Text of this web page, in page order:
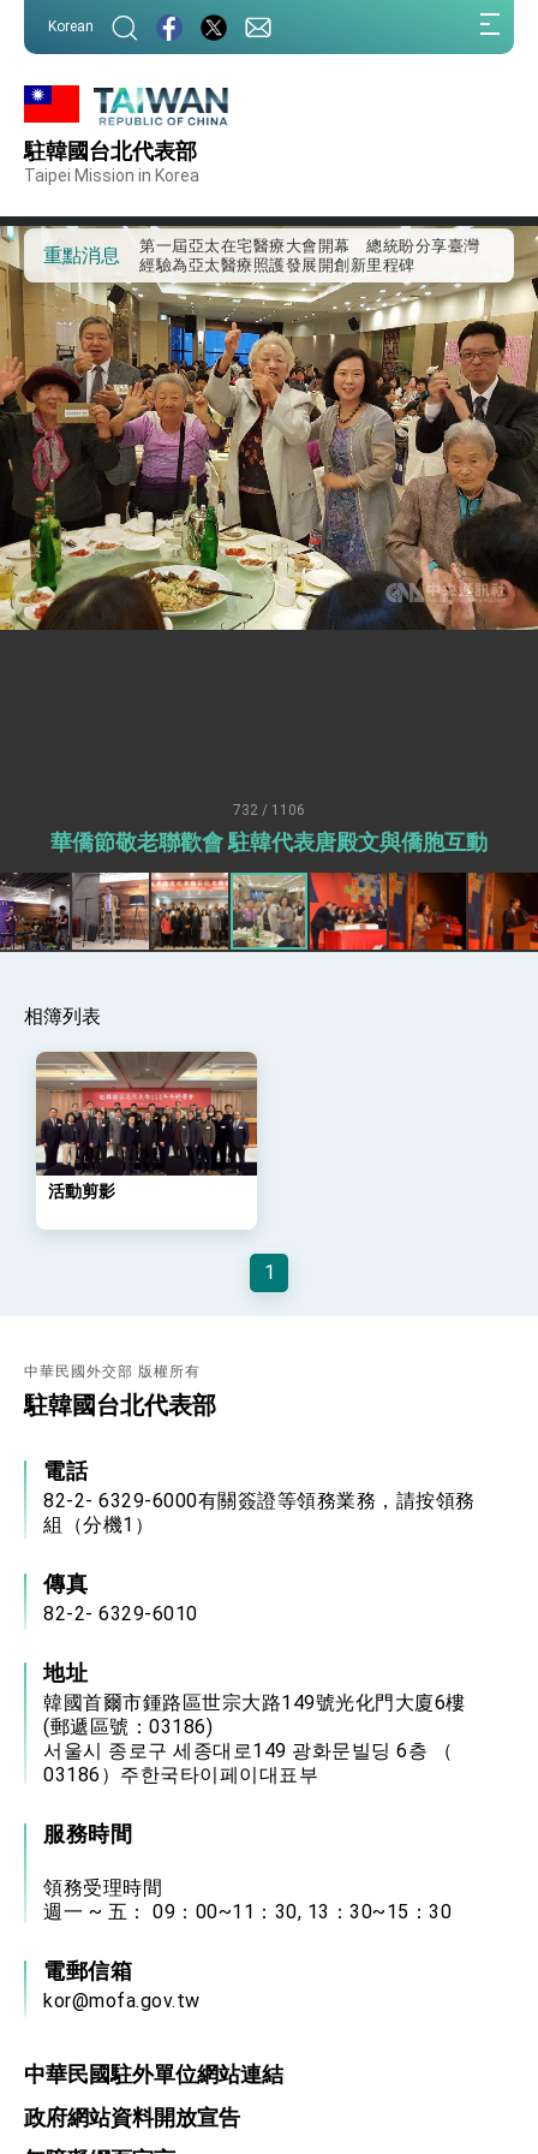
Korean
駐韓國台北代表部
Taipei Mission in Korea
重點消息
外交部重要言論
事處」，進一步深化台美交流合作
第一屆亞太在宅醫療大會開幕 總統盼分享臺灣
經驗為亞太醫療照護發展開創新里程碑
外交部發布WHA文宣影片「台灣醫療點亮世界」
及「台灣智慧醫療與健康產業展」預告短片，向
世界展現台灣守護全球健康的創新能量
總統出訪史瓦帝尼返國談話 強調臺灣人有權利
走向世界 盼與理念相近國家共同維護國際秩序
堅定走向世界 賴總統抵達史瓦帝尼王國進行國是
訪問
總統與五院院長新春茶敘 盼化分歧為團結、為
國家邁出合作第一步
總統農曆春節談話
台美貿易協議完成簽署達成6大目標、創5大歷史
性突破 總統強調將以3大面向加速臺灣經濟轉型
升級 籲請立院全力支持並盡速通過
臺美簽署「對等貿易協定」確立對等關稅15%且不
疊加 我輸美2072項產品豁免對等關稅
領 下一個世代的繁榮
外交部長林佳龍接受印尼「時代雜誌」專訪，闡
述印太安全局勢，籲深化台印尼半導體供應鏈合
訪問團
外交部長林佳龍接見美國智庫「德國馬歇爾基金
會」訪問團一行，深化跨大西洋戰略夥伴關係
外交部與數位發展部攜手合作，整合台灣雄厚數
位實力，達成固邦榮邦目標
外交部長林佳龍主持第35次「參與亞太經濟合作
策略小組」跨部會會議
民調顯示多數國人滿意政府外交表現，高度支持
「總合外交」與台歐美日關係深化
總統主持「守護民主台灣國安行動方案」記者
會 強調以實力守護台海和平 以決心掌握國家
團結 迎風轉型 穩健前行
賴總統就職演說影片
外交部重要言論
732 / 1106
華僑節敬老聯歡會 駐韓代表唐殿文與僑胞互動
相簿列表
活動剪影
1
中華民國外交部 版權所有
駐韓國台北代表部
電話
82-2- 6329-6000有關簽證等領務業務，請按領務
組（分機1）
傳真
82-2- 6329-6010
地址
韓國首爾市鍾路區世宗大路149號光化門大廈6樓
(郵遞區號：03186)
서울시 종로구 세종대로149 광화문빌딩 6층 （
03186）주한국타이페이대표부
服務時間
領務受理時間
週一 ~ 五： 09：00~11：30, 13：30~15：30
電郵信箱
kor@mofa.gov.tw
中華民國駐外單位網站連結
政府網站資料開放宣告